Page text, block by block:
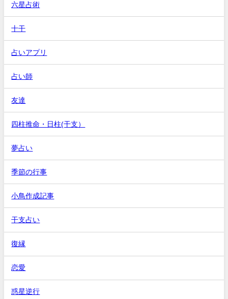
六星占術
十干
占いアプリ
占い師
友達
四柱推命・日柱(干支）
夢占い
季節の行事
小鳥作成記事
干支占い
復縁
恋愛
惑星逆行